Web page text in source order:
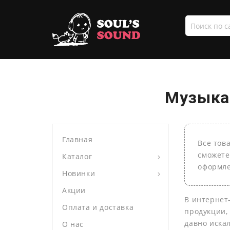
Поиск
по
сайту
Музыка
Главная
Каталог
Новинки
Акции
Оплата и доставка
О нас
Все
В
давно